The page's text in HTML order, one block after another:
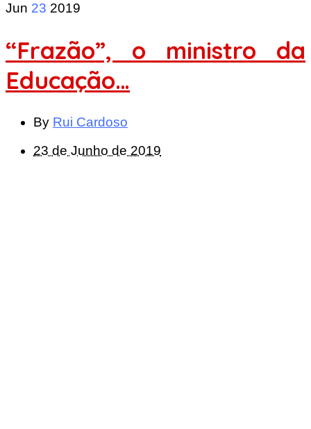
Jun 23 2019
“Frazão”, o ministro da
Educação…
By Rui Cardoso
23 de Junho de 2019